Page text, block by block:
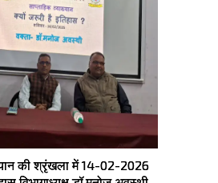
की श्रृंखला में 14-02-2026